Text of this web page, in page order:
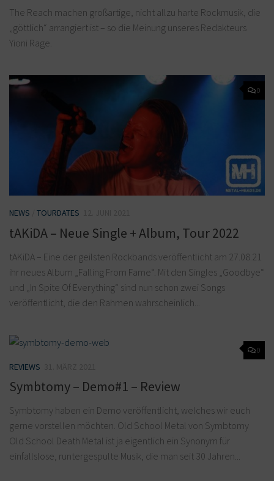
The Reach machen großartige, nicht allzu harte Rockmusik, die
„göttlich“ arrangiert ist – so die Meinung unseres Redakteurs
Yioni Rage.
0
NEWS TOURDATES
tAKiDA – Neue Single + Album, Tour 2022
tAKiDA – Eine der geilsten Rockbands veröffentlicht am 27.08.21
ihr neues Album „Falling From Fame“. Mit den Singles „Goodbye“
und „In Spite Of Everything“ sind nun schon zwei Songs
veröffentlicht, die den Rahmen wahrscheinlich...
0
REVIEWS
Symbtomy – Demo#1 – Review
Symbtomy haben ein Demo veröffentlicht, welches wir euch
gerne vorstellen möchten. Old School Metal von Symbtomy
Old School Death Metal ist ja eigentlich ein Synonym für
einfallslose, runtergespulte Musik, die man seit 30 Jahren...